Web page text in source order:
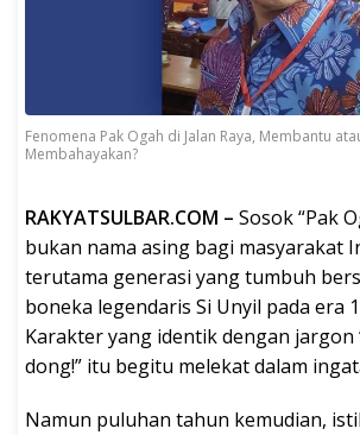
Fenomena Pak Ogah di Jalan Raya, Membantu
Membahayakan?
RAKYATSULBAR.COM – Sosok “Pak
bukan nama asing bagi masyarakat
terutama generasi yang tumbuh
boneka legendaris Si Unyil pada era
Karakter yang identik dengan jargon
dong!” itu begitu melekat dalam
Namun puluhan tahun kemudian,